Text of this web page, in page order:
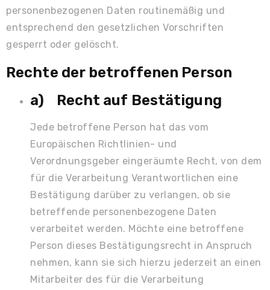
personenbezogenen Daten routinemäßig und
entsprechend den gesetzlichen Vorschriften
gesperrt oder gelöscht.
Rechte der betroffenen Person
a) Recht auf Bestätigung
Jede betroffene Person hat das vom
Europäischen Richtlinien- und
Verordnungsgeber eingeräumte Recht, von dem
für die Verarbeitung Verantwortlichen eine
Bestätigung darüber zu verlangen, ob sie
betreffende personenbezogene Daten
verarbeitet werden. Möchte eine betroffene
Person dieses Bestätigungsrecht in Anspruch
nehmen, kann sie sich hierzu jederzeit an einen
Mitarbeiter des für die Verarbeitung